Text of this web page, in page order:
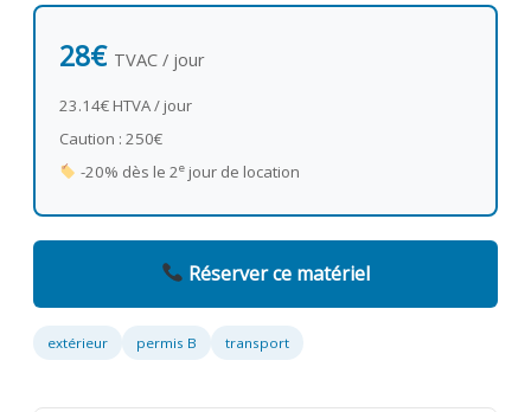
28€ TVAC / jour
23.14€ HTVA / jour
Caution : 250€
-20% dès le 2ejour de location
Réserver ce matériel
extérieur permis B transport